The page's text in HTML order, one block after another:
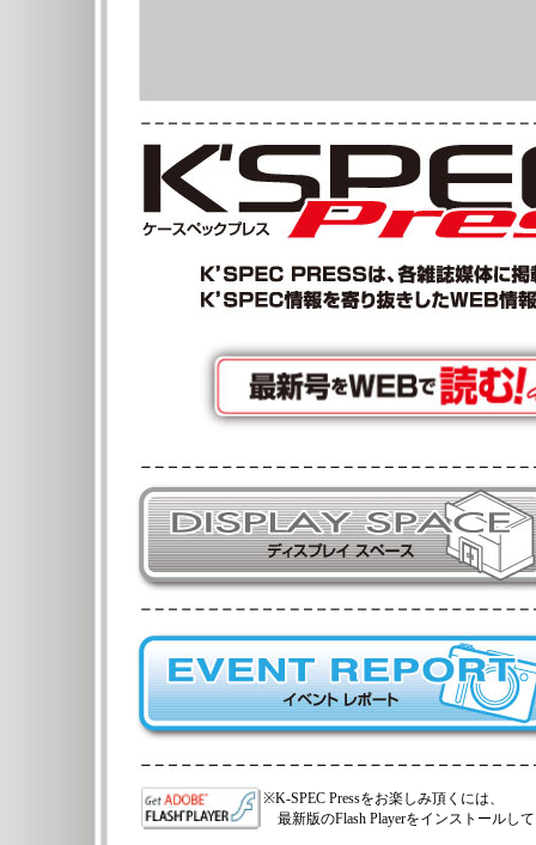
※K-SPEC Pressをお楽しみ頂くには、
最新版のFlash Playerをインストールし